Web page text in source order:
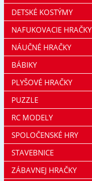
DETSKÉ KOSTÝMY
NAFUKOVACIE HRAČKY
NÁUČNÉ HRAČKY
BÁBIKY
PLYŠOVÉ HRAČKY
PUZZLE
RC MODELY
SPOLOČENSKÉ HRY
STAVEBNICE
ZÁBAVNEJ HRAČKY